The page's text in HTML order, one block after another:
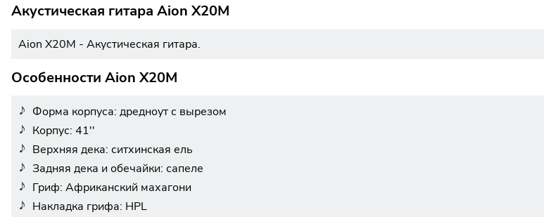
Акустическая гитара Aion X20M
Aion X20M - Акустическая гитара.
Особенности Aion X20M
Форма корпуса: дредноут с вырезом
Корпус: 41''
Верхняя дека: ситхинская ель
Задняя дека и обечайки: сапеле
Гриф: Африканский махагони
Накладка грифа: HPL